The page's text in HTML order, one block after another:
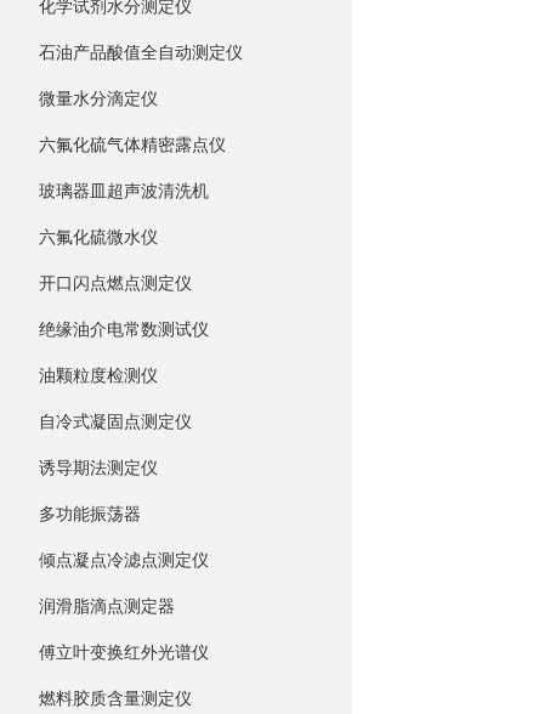
化学试剂水分测定仪
石油产品酸值全自动测定仪
微量水分滴定仪
六氟化硫气体精密露点仪
玻璃器皿超声波清洗机
六氟化硫微水仪
开口闪点燃点测定仪
绝缘油介电常数测试仪
油颗粒度检测仪
自冷式凝固点测定仪
诱导期法测定仪
多功能振荡器
倾点凝点冷滤点测定仪
润滑脂滴点测定器
傅立叶变换红外光谱仪
燃料胶质含量测定仪